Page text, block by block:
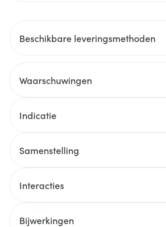
Beschikbare leveringsmethoden
Waarschuwingen
Indicatie
Samenstelling
Interacties
Bijwerkingen